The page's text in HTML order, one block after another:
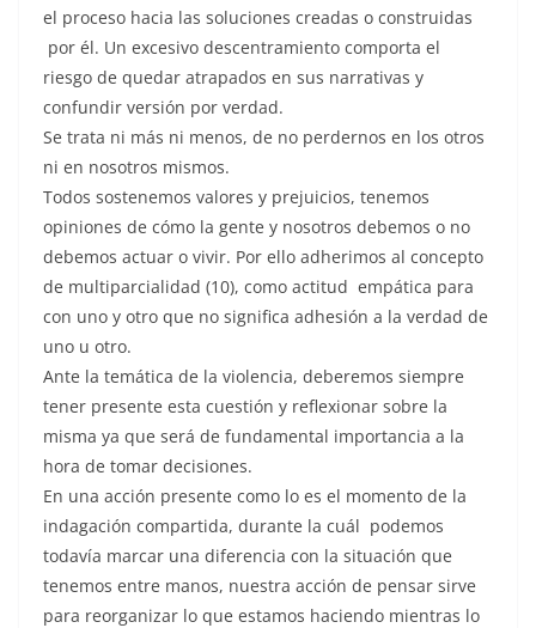
el proceso hacia las soluciones creadas o construidas
por él. Un excesivo descentramiento comporta el
riesgo de quedar atrapados en sus narrativas y
confundir versión por verdad.
Se trata ni más ni menos, de no perdernos en los otros
ni en nosotros mismos.
Todos sostenemos valores y prejuicios, tenemos
opiniones de cómo la gente y nosotros debemos o no
debemos actuar o vivir. Por ello adherimos al concepto
de multiparcialidad (10), como actitud empática para
con uno y otro que no significa adhesión a la verdad de
uno u otro.
Ante la temática de la violencia, deberemos siempre
tener presente esta cuestión y reflexionar sobre la
misma ya que será de fundamental importancia a la
hora de tomar decisiones.
En una acción presente como lo es el momento de la
indagación compartida, durante la cuál podemos
todavía marcar una diferencia con la situación que
tenemos entre manos, nuestra acción de pensar sirve
para reorganizar lo que estamos haciendo mientras lo